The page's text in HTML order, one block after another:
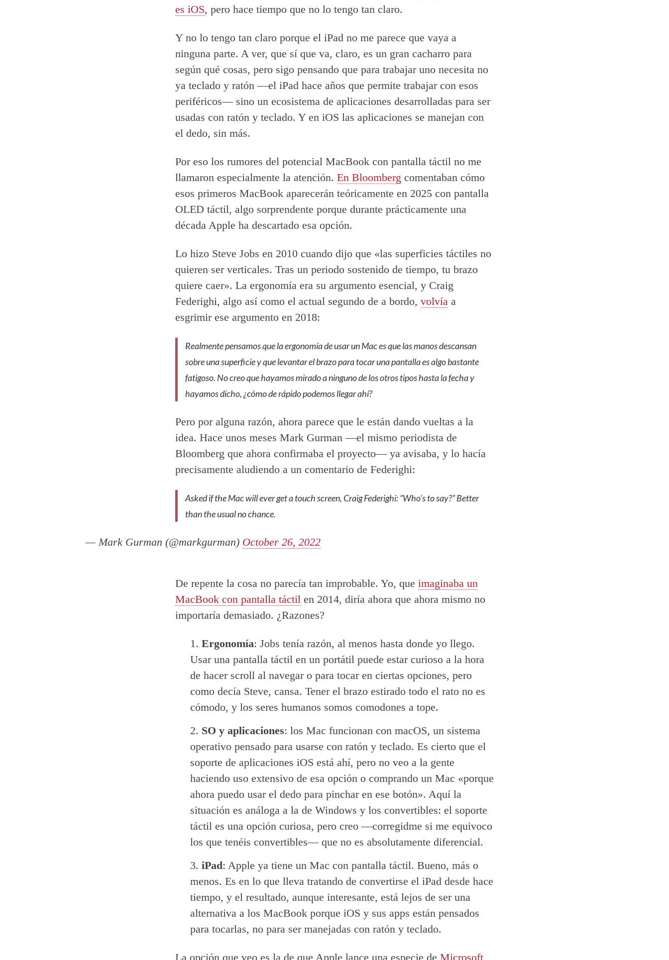
es iOS, pero hace tiempo que no lo tengo tan claro.
Y no lo tengo tan claro porque el iPad no me parece que vaya a
ninguna parte. A ver, que sí que va, claro, es un gran cacharro para
según qué cosas, pero sigo pensando que para trabajar uno necesita no
ya teclado y ratón —el iPad hace años que permite trabajar con esos
periféricos— sino un ecosistema de aplicaciones desarrolladas para ser
usadas con ratón y teclado. Y en iOS las aplicaciones se manejan con
el dedo, sin más.
Por eso los rumores del potencial MacBook con pantalla táctil no me
llamaron especialmente la atención. En Bloomberg comentaban cómo
esos primeros MacBook aparecerán teóricamente en 2025 con pantalla
OLED táctil, algo sorprendente porque durante prácticamente una
década Apple ha descartado esa opción.
Lo hizo Steve Jobs en 2010 cuando dijo que «las superficies táctiles no
quieren ser verticales. Tras un periodo sostenido de tiempo, tu brazo
quiere caer». La ergonomía era su argumento esencial, y Craig
Federighi, algo así como el actual segundo de a bordo, volvía a
esgrimir ese argumento en 2018:
Realmente pensamos que la ergonomía de usar un Mac es que las manos descansan
sobre una superficie y que levantar el brazo para tocar una pantalla es algo bastante
fatigoso. No creo que hayamos mirado a ninguno de los otros tipos hasta la fecha y
hayamos dicho, ¿cómo de rápido podemos llegar ahí?
Pero por alguna razón, ahora parece que le están dando vueltas a la
idea. Hace unos meses Mark Gurman —el mismo periodista de
Bloomberg que ahora confirmaba el proyecto— ya avisaba, y lo hacía
precisamente aludiendo a un comentario de Federighi:
Asked if the Mac will ever get a touch screen, Craig Federighi: “Who’s to say?” Better
than the usual no chance.
— Mark Gurman (@markgurman) October 26, 2022
De repente la cosa no parecía tan improbable. Yo, que imaginaba un
MacBook con pantalla táctil en 2014, diría ahora que ahora mismo no
importaría demasiado. ¿Razones?
Ergonomía: Jobs tenía razón, al menos hasta donde yo llego.
Usar una pantalla táctil en un portátil puede estar curioso a la hora
de hacer scroll al navegar o para tocar en ciertas opciones, pero
como decía Steve, cansa. Tener el brazo estirado todo el rato no es
cómodo, y los seres humanos somos comodones a tope.
SO y aplicaciones: los Mac funcionan con macOS, un sistema
operativo pensado para usarse con ratón y teclado. Es cierto que el
soporte de aplicaciones iOS está ahí, pero no veo a la gente
haciendo uso extensivo de esa opción o comprando un Mac «porque
ahora puedo usar el dedo para pinchar en ese botón». Aquí la
situación es análoga a la de Windows y los convertibles: el soporte
táctil es una opción curiosa, pero creo —corregidme si me equivoco
los que tenéis convertibles— que no es absolutamente diferencial.
iPad: Apple ya tiene un Mac con pantalla táctil. Bueno, más o
menos. Es en lo que lleva tratando de convertirse el iPad desde hace
tiempo, y el resultado, aunque interesante, está lejos de ser una
alternativa a los MacBook porque iOS y sus apps están pensados
para tocarlas, no para ser manejadas con ratón y teclado.
La opción que veo es la de que Apple lance una especie de Microsoft